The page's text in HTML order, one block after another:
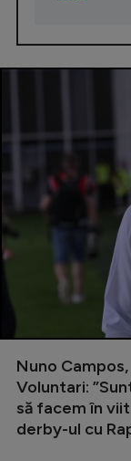
Nuno
Voluntari:
să facem în
derby-ul cu